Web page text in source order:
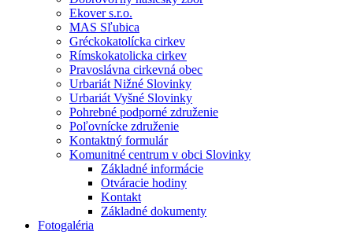
Ekover s.r.o.
MAS Sľubica
Gréckokatolícka cirkev
Rímskokatolicka cirkev
Pravoslávna cirkevná obec
Urbariát Nižné Slovinky
Urbariát Vyšné Slovinky
Pohrebné podporné združenie
Poľovnícke združenie
Kontaktný formulár
Komunitné centrum v obci Slovinky
Základné informácie
Otváracie hodiny
Kontakt
Základné dokumenty
Fotogaléria